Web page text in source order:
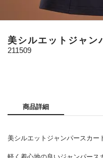
美シルエットジャン
211509
商品詳細
美シルエットジャンパースカー